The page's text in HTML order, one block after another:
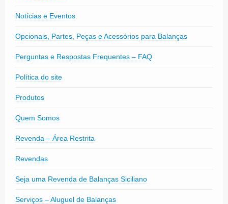
Notícias e Eventos
Opcionais, Partes, Peças e Acessórios para Balanças
Perguntas e Respostas Frequentes – FAQ
Política do site
Produtos
Quem Somos
Revenda – Área Restrita
Revendas
Seja uma Revenda de Balanças Siciliano
Serviços – Aluguel de Balanças